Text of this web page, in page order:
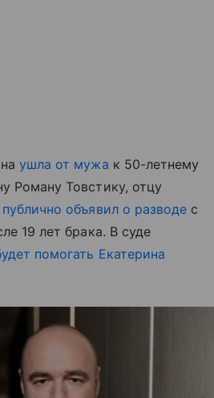
ушла от мужа к 50-летнему
Роману Товстику, отцу
публично объявил о разводе с
19 лет брака. В суде
помогать Екатерина